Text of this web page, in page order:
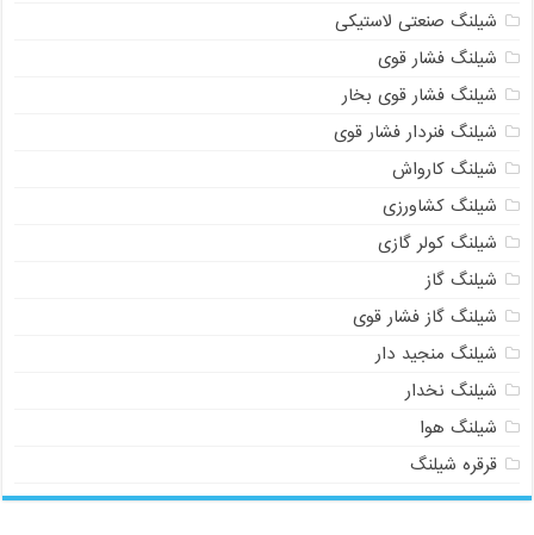
شیلنگ صنعتی لاستیکی
شیلنگ فشار قوی
شیلنگ فشار قوی بخار
شیلنگ فنردار فشار قوی
شیلنگ کارواش
شیلنگ کشاورزی
شیلنگ کولر گازی
شیلنگ گاز
شیلنگ گاز فشار قوی
شیلنگ منجید دار
شیلنگ نخدار
شیلنگ هوا
قرقره شیلنگ